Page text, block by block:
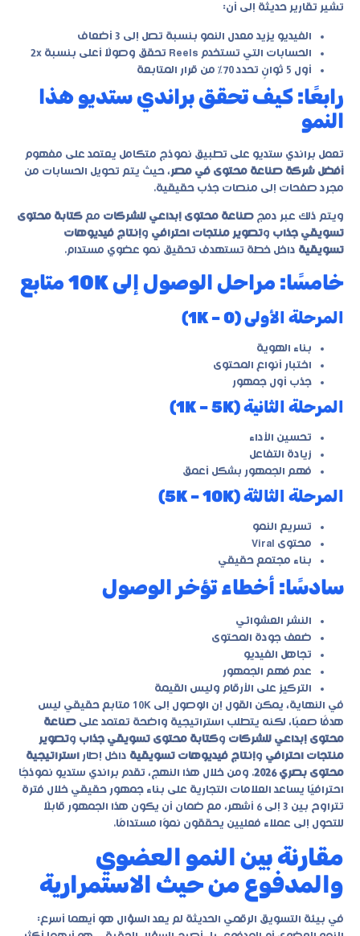
تشير تقارير حديثة إلى أن:
الفيديو يزيد معدل النمو بنسبة تصل إلى 3 أضعاف
الحسابات التي تستخدم Reels تحقق وصولًا أعلى بنسبة 2x
أول 5 ثوانٍ تحدد 70% من قرار المتابعة
رابعًا: كيف تحقق براندي ستديو هذا
النمو
تعمل براندي ستديو على تطبيق نموذج متكامل يعتمد على مفهوم
أفضل شركة صناعة محتوى في مصر، حيث يتم تحويل الحسابات من
مجرد صفحات إلى منصات جذب حقيقية.
ويتم ذلك عبر دمج صناعة محتوى إبداعي للشركات مع كتابة محتوى
تسويقي جذاب وتصوير منتجات احترافي وإنتاج فيديوهات
تسويقية داخل خطة تستهدف تحقيق نمو عضوي مستدام.
خامسًا: مراحل الوصول إلى 10K متابع
المرحلة الأولى (0 – 1K)
بناء الهوية
اختبار أنواع المحتوى
جذب أول جمهور
المرحلة الثانية (1K – 5K)
تحسين الأداء
زيادة التفاعل
فهم الجمهور بشكل أعمق
المرحلة الثالثة (5K – 10K)
تسريع النمو
محتوى Viral
بناء مجتمع حقيقي
سادسًا: أخطاء تؤخر الوصول
النشر العشوائي
ضعف جودة المحتوى
تجاهل الفيديو
عدم فهم الجمهور
التركيز على الأرقام وليس القيمة
في النهاية، يمكن القول إن الوصول إلى 10K متابع حقيقي ليس
هدفًا صعبًا، لكنه يتطلب استراتيجية واضحة تعتمد على صناعة
محتوى إبداعي للشركات وكتابة محتوى تسويقي جذاب وتصوير
منتجات احترافي وإنتاج فيديوهات تسويقية داخل إطار استراتيجية
محتوى بصري 2026
. ومن خلال هذا النهج، تقدم براندي ستديو نموذجًا
احترافيًا يساعد العلامات التجارية على بناء جمهور حقيقي خلال فترة
تتراوح بين 3 إلى 6 أشهر، مع ضمان أن يكون هذا الجمهور قابلًا
للتحول إلى عملاء فعليين يحققون نموًا مستدامًا.
مقارنة بين النمو العضوي
والمدفوع من حيث الاستمرارية
في بيئة التسويق الرقمي الحديثة لم يعد السؤال هو أيهما أسرع: